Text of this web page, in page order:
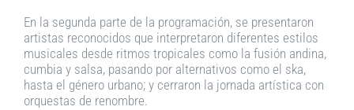
En la segunda parte de la programación, se presentaron
artistas reconocidos que interpretaron diferentes estilos
musicales desde ritmos tropicales como la fusión andina,
cumbia y salsa, pasando por alternativos como el ska,
hasta el género urbano; y cerraron la jornada artística con
orquestas de renombre.